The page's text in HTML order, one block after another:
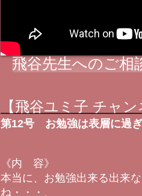
【飛谷ユミ子 チャン
第12号 お勉強は表層に過
飛谷先生へのご相
《内 容》
本当に、お勉強出来る出来
ね・・・、